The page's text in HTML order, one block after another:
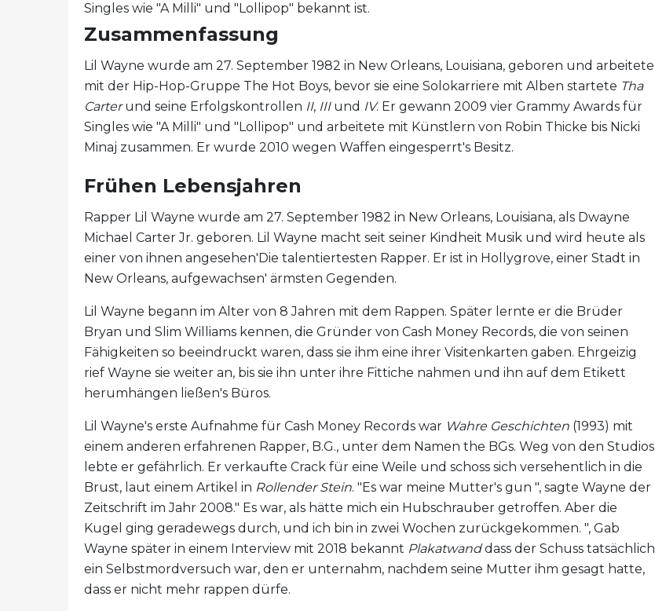
Singles wie "A Milli" und "Lollipop" bekannt ist.
Zusammenfassung
Lil Wayne wurde am 27. September 1982 in New Orleans, Louisiana, geboren und arbeitete
mit der Hip-Hop-Gruppe The Hot Boys, bevor sie eine Solokarriere mit Alben startete Tha
Carterund seine Erfolgskontrollen II, IIIund IV. Er gewann 2009 vier Grammy Awards für
Singles wie "A Milli" und "Lollipop" und arbeitete mit Künstlern von Robin Thicke bis Nicki
Minaj zusammen. Er wurde 2010 wegen Waffen eingesperrt's Besitz.
Frühen Lebensjahren
Rapper Lil Wayne wurde am 27. September 1982 in New Orleans, Louisiana, als Dwayne
Michael Carter Jr. geboren. Lil Wayne macht seit seiner Kindheit Musik und wird heute als
einer von ihnen angesehen'Die talentiertesten Rapper. Er ist in Hollygrove, einer Stadt in
New Orleans, aufgewachsen' ärmsten Gegenden.
Lil Wayne begann im Alter von 8 Jahren mit dem Rappen. Später lernte er die Brüder
Bryan und Slim Williams kennen, die Gründer von Cash Money Records, die von seinen
Fähigkeiten so beeindruckt waren, dass sie ihm eine ihrer Visitenkarten gaben. Ehrgeizig
rief Wayne sie weiter an, bis sie ihn unter ihre Fittiche nahmen und ihn auf dem Etikett
herumhängen ließen's Büros.
Lil Wayne's erste Aufnahme für Cash Money Records war Wahre Geschichten (1993) mit
einem anderen erfahrenen Rapper, B.G., unter dem Namen the BGs. Weg von den Studios
lebte er gefährlich. Er verkaufte Crack für eine Weile und schoss sich versehentlich in die
Brust, laut einem Artikel in Rollender Stein. "Es war meine Mutter's gun ", sagte Wayne der
Zeitschrift im Jahr 2008." Es war, als hätte mich ein Hubschrauber getroffen. Aber die
Kugel ging geradewegs durch, und ich bin in zwei Wochen zurückgekommen. ", Gab
Wayne später in einem Interview mit 2018 bekannt Plakatwanddass der Schuss tatsächlich
ein Selbstmordversuch war, den er unternahm, nachdem seine Mutter ihm gesagt hatte,
dass er nicht mehr rappen dürfe.